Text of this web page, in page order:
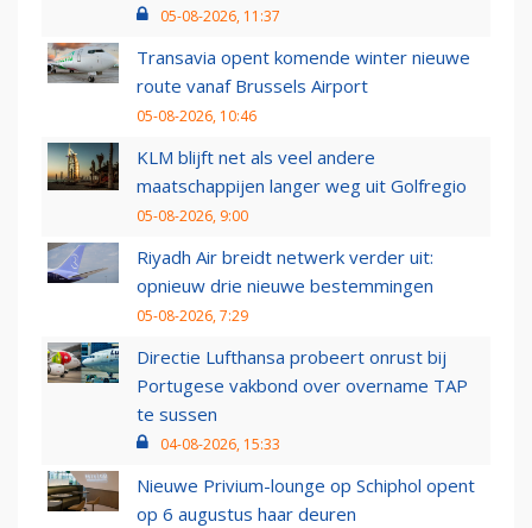
05-08-2026, 11:37
Transavia opent komende winter nieuwe
route vanaf Brussels Airport
05-08-2026, 10:46
KLM blijft net als veel andere
maatschappijen langer weg uit Golfregio
05-08-2026, 9:00
Riyadh Air breidt netwerk verder uit:
opnieuw drie nieuwe bestemmingen
05-08-2026, 7:29
Directie Lufthansa probeert onrust bij
Portugese vakbond over overname TAP
te sussen
04-08-2026, 15:33
Nieuwe Privium-lounge op Schiphol opent
op 6 augustus haar deuren